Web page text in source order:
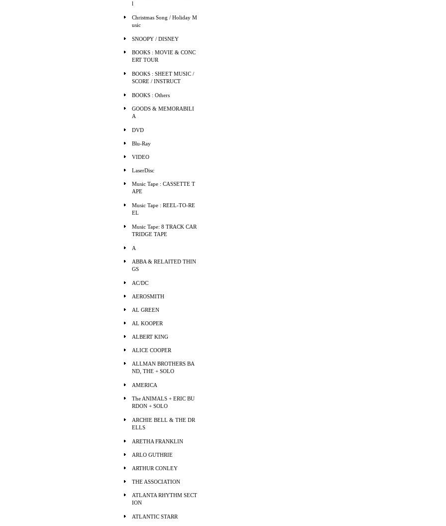
l
Christmas Song / Holiday M
usic
SNOOPY / DISNEY
BOOKS : MOVIE & CONC
ERT TOUR
BOOKS : SHEET MUSIC /
SCORE / INSTRUCT
BOOKS : Others
GOODS & MEMORABILI
A
DVD
Blu-Ray
VIDEO
LaserDisc
Music Tape : CASSETTE T
APE
Music Tape : REEL-TO-RE
EL
Music Tape: 8 TRACK CAR
TRIDGE TAPE
A
ABBA & RELAITED THIN
GS
AC/DC
AEROSMITH
AL GREEN
AL KOOPER
ALBERT KING
ALICE COOPER
ALLMAN BROTHERS BA
ND, THE + SOLO
AMERICA
The ANIMALS + ERIC BU
RDON + SOLO
ARCHIE BELL & THE DR
ELLS
ARETHA FRANKLIN
ARLO GUTHRIE
ARTHUR CONLEY
THE ASSOCIATION
ATLANTA RHYTHM SECT
ION
ATLANTIC STARR